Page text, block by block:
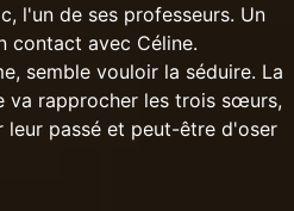
l'un de ses professeurs. Un
contact avec Céline.
semble vouloir la séduire. La
va rapprocher les trois sœurs,
passé et peut-être d'oser